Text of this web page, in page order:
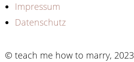
Impressum
Datenschutz
© teach me how to marry, 2023